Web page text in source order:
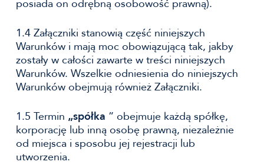
posiada on odrębną osobowość prawną).
1.4 Załączniki stanowią część niniejszych
Warunków i mają moc obowiązującą tak, jakby
zostały w całości zawarte w treści niniejszych
Warunków. Wszelkie odniesienia do niniejszych
Warunków obejmują również Załączniki.
1.5 Termin „spółka ” obejmuje każdą spółkę,
korporację lub inną osobę prawną, niezależnie
od miejsca i sposobu jej rejestracji lub
utworzenia.